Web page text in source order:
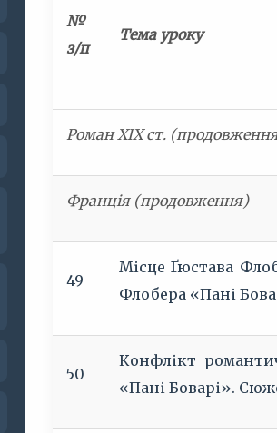
№
з/п
Тема уроку
Роман ХІХ ст.
Франція (продовження)
49
Місце Ґюстава
Флобера «Пані
50
Конфлікт
«Пані Боварі».